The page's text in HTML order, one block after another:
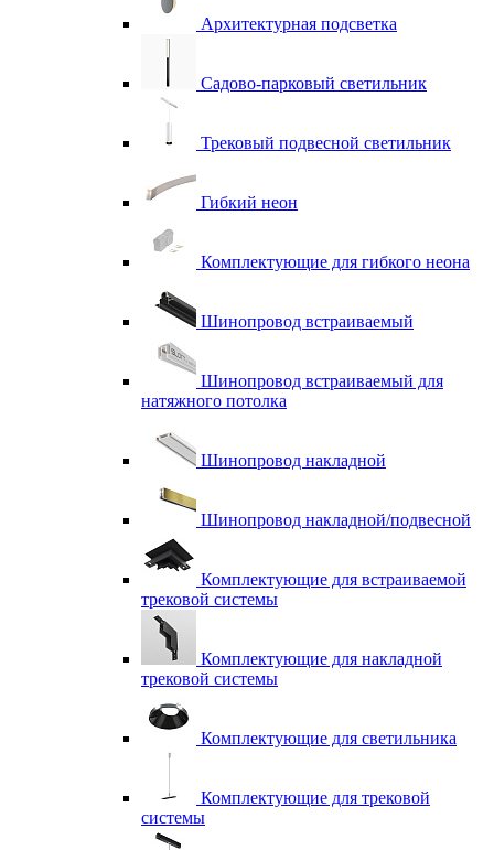
Архитектурная подсветка
Садово-парковый светильник
Трековый подвесной светильник
Гибкий неон
Комплектующие для гибкого неона
Шинопровод встраиваемый
Шинопровод встраиваемый для
натяжного потолка
Шинопровод накладной
Шинопровод накладной/подвесной
Комплектующие для встраиваемой
трековой системы
Комплектующие для накладной
трековой системы
Комплектующие для светильника
Комплектующие для трековой
системы